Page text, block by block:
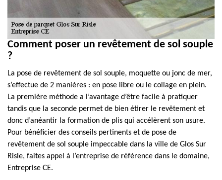
Comment poser un revêtement de sol souple
?
La pose de revêtement de sol souple, moquette ou jonc de mer,
s’effectue de 2 manières : en pose libre ou le collage en plein.
La première méthode a l’avantage d’être facile à pratiquer
tandis que la seconde permet de bien étirer le revêtement et
donc d’anéantir la formation de plis qui accélèrent son usure.
Pour bénéficier des conseils pertinents et de pose de
revêtement de sol souple impeccable dans la ville de Glos Sur
Risle, faites appel à l’entreprise de référence dans le domaine,
Entreprise CE.